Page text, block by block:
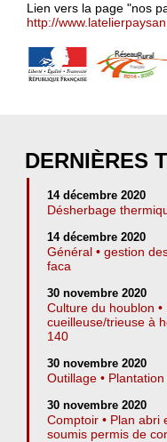
Lien vers la page "nos
http://
DERNIÈRES
14 décembre 2020
Désherbage
14 décembre 2020
Général • gestion
faca
30 novembre 2020
Culture du houblon •
cueilleuse/trieuse à
140
30 novembre 2020
Outillage •
30 novembre 2020
Comptoir • Plan abri
soumis permis de